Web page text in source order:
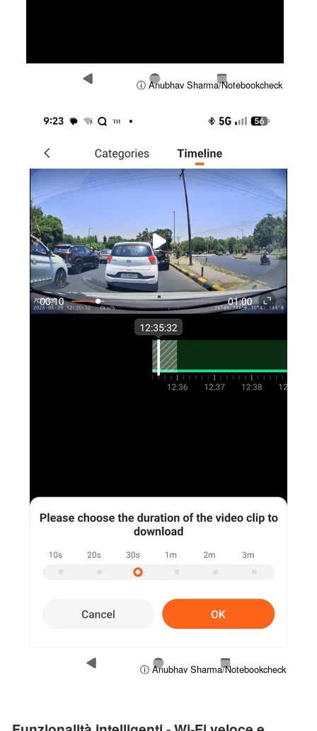
ⓘ Anubhav Sharma/Notebookcheck
ⓘ Anubhav Sharma/Notebookcheck